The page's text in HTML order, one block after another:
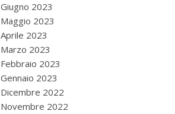
Giugno 2023
Maggio 2023
Aprile 2023
Marzo 2023
Febbraio 2023
Gennaio 2023
Dicembre 2022
Novembre 2022